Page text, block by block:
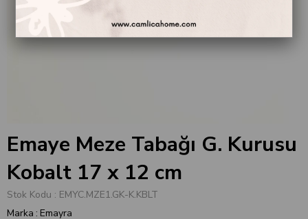
Emaye Meze Tabağı G. Kurusu
Kobalt 17 x 12 cm
Stok Kodu
EMYC.MZE1.GK-K.KBLT
Marka : Emayra